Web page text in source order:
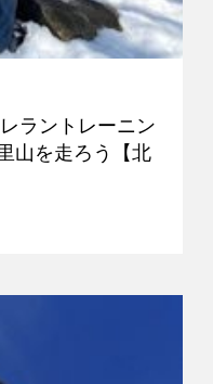
ラントレーニン
山を走ろう【北